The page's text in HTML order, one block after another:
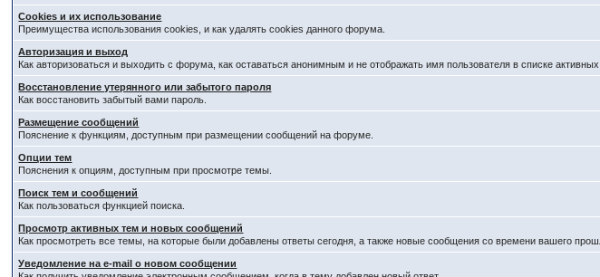
Cookies и их использование
Преимущества использования cookies, и как удалять cookies данного форума.
Авторизация и выход
Как авторизоваться и выходить с форума, как оставаться анонимным и не отображать имя пользователя в списке активных
Восстановление утерянного или забытого пароля
Как восстановить забытый вами пароль.
Размещение сообщений
Пояснение к функциям, доступным при размещении сообщений на форуме.
Опции тем
Пояснения к опциям, доступным при просмотре темы.
Поиск тем и сообщений
Как пользоваться функцией поиска.
Просмотр активных тем и новых сообщений
Как просмотреть все темы, на которые были добавлены ответы сегодня, а также новые сообщения со времени вашего
Уведомление на е-mail о новом сообщении